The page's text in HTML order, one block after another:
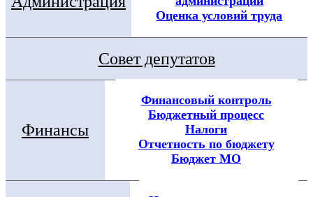
Оценка условий труда
Совет депутатов
Финансы
Финансовый контроль
Бюджетный процесс
Налоги
Отчетность по бюджету
Бюджет МО